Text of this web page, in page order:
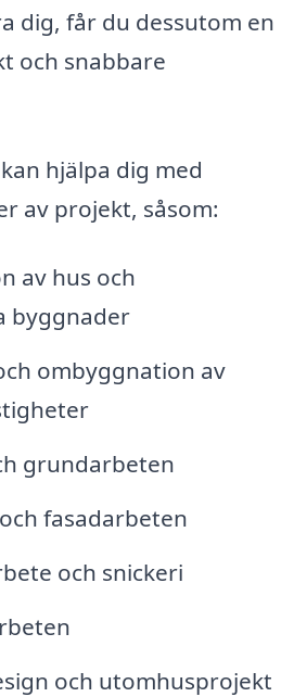
dig, får du dessutom en
och snabbare
hjälpa dig med
av projekt, såsom:
av hus och
byggnader
ombyggnation av
grundarbeten
fasadarbeten
och snickeri
och utomhusprojekt